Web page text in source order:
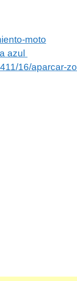
moto
azul
16/aparcar-